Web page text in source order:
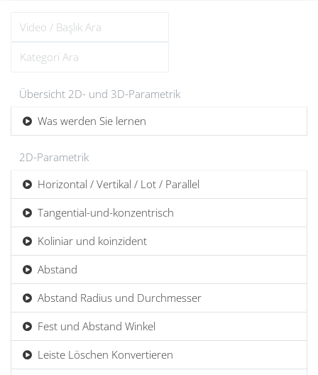
Übersicht 2D- und 3D-Parametrik
Was werden Sie lernen
2D-Parametrik
Horizontal / Vertikal / Lot / Parallel
Tangential-und-konzentrisch
Koliniar und koinzident
Abstand
Abstand Radius und Durchmesser
Fest und Abstand Winkel
Leiste Löschen Konvertieren